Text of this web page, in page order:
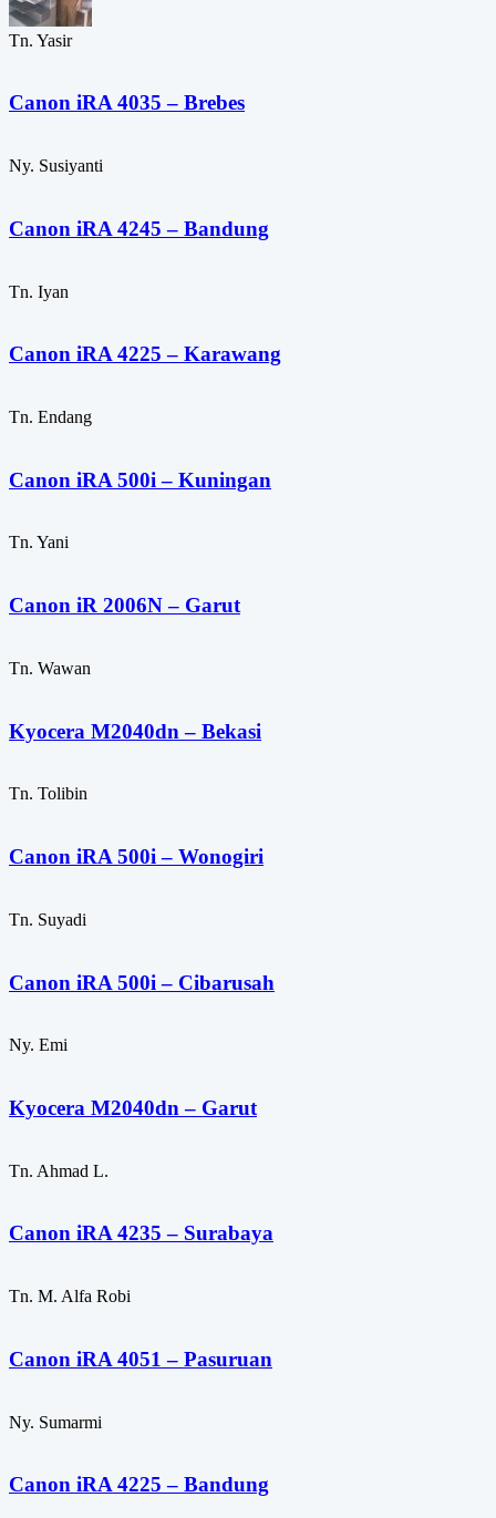
Tn. Yasir
Canon iRA 4035 – Brebes
Ny. Susiyanti
Canon iRA 4245 – Bandung
Tn. Iyan
Canon iRA 4225 – Karawang
Tn. Endang
Canon iRA 500i – Kuningan
Tn. Yani
Canon iR 2006N – Garut
Tn. Wawan
Kyocera M2040dn – Bekasi
Tn. Tolibin
Canon iRA 500i – Wonogiri
Tn. Suyadi
Canon iRA 500i – Cibarusah
Ny. Emi
Kyocera M2040dn – Garut
Tn. Ahmad L.
Canon iRA 4235 – Surabaya
Tn. M. Alfa Robi
Canon iRA 4051 – Pasuruan
Ny. Sumarmi
Canon iRA 4225 – Bandung